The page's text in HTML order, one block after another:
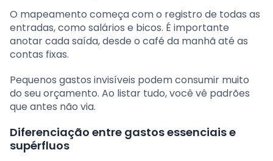
O mapeamento começa com o registro de todas as
entradas, como salários e bicos. É importante
anotar cada saída, desde o café da manhã até as
contas fixas.
Pequenos gastos invisíveis podem consumir muito
do seu orçamento. Ao listar tudo, você vê padrões
que antes não via.
Diferenciação entre gastos essenciais e
supérfluos